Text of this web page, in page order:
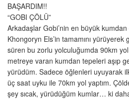
BAŞARDIM!!
“GOBI ÇÖLÜ”
Arkadaşlar Gobi’nin en büyük kumdan
Khongoryn Els’in tamamını
süren bu zorlu yolculuğumda 90km
metreye varan kumdan tepeleri aşıp
yürüdüm. Sadece öğlenleri uyuyarak
üç saat uyku ile 70km yol yaptım.
şey sıcak, yürüdüğüm kumlar… ki